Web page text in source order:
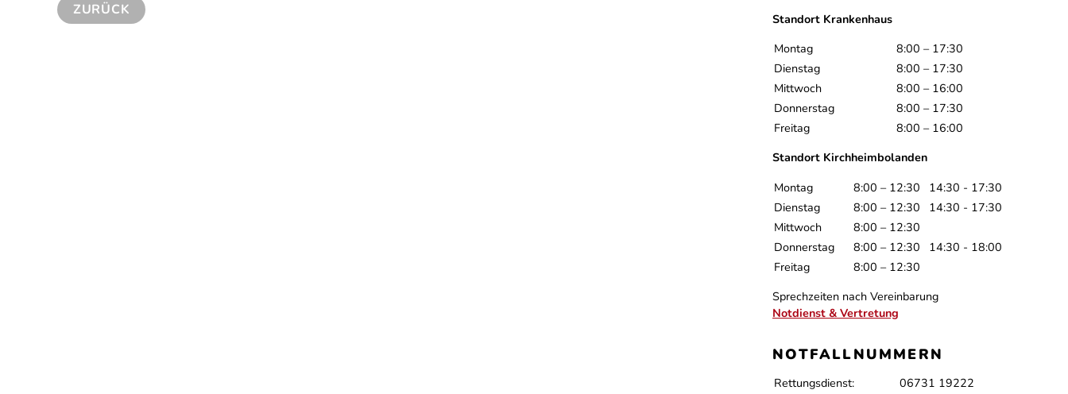
ZURÜCK
Standort Krankenhaus
Montag
8:00 – 17:30
Dienstag
8:00 – 17:30
Mittwoch
8:00 – 16:00
Donnerstag
8:00 – 17:30
Freitag
8:00 – 16:00
Standort Kirchheimbolanden
Montag
8:00 – 12:30
14:30 - 17:30
Dienstag
8:00 – 12:30
14:30 - 17:30
Mittwoch
8:00 – 12:30
Donnerstag
8:00 – 12:30
14:30 - 18:00
Freitag
8:00 – 12:30
Sprechzeiten nach Vereinbarung
Notdienst & Vertretung
NOTFALLNUMMERN
Rettungsdienst:
06731 19222